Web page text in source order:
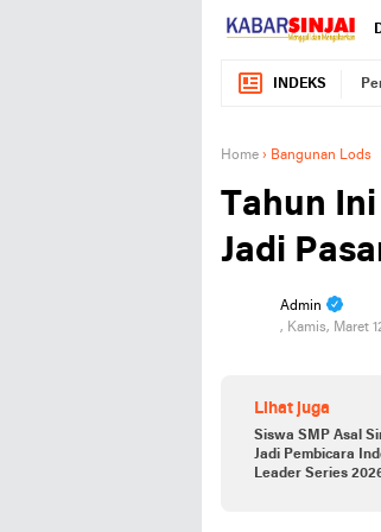
INDEKS
Home › Bangunan Lods
Tahun
Jadi
Admin
, Kamis, Maret
Lihat juga
Siswa SMP Asal
Jadi Pembicara
Leader Series